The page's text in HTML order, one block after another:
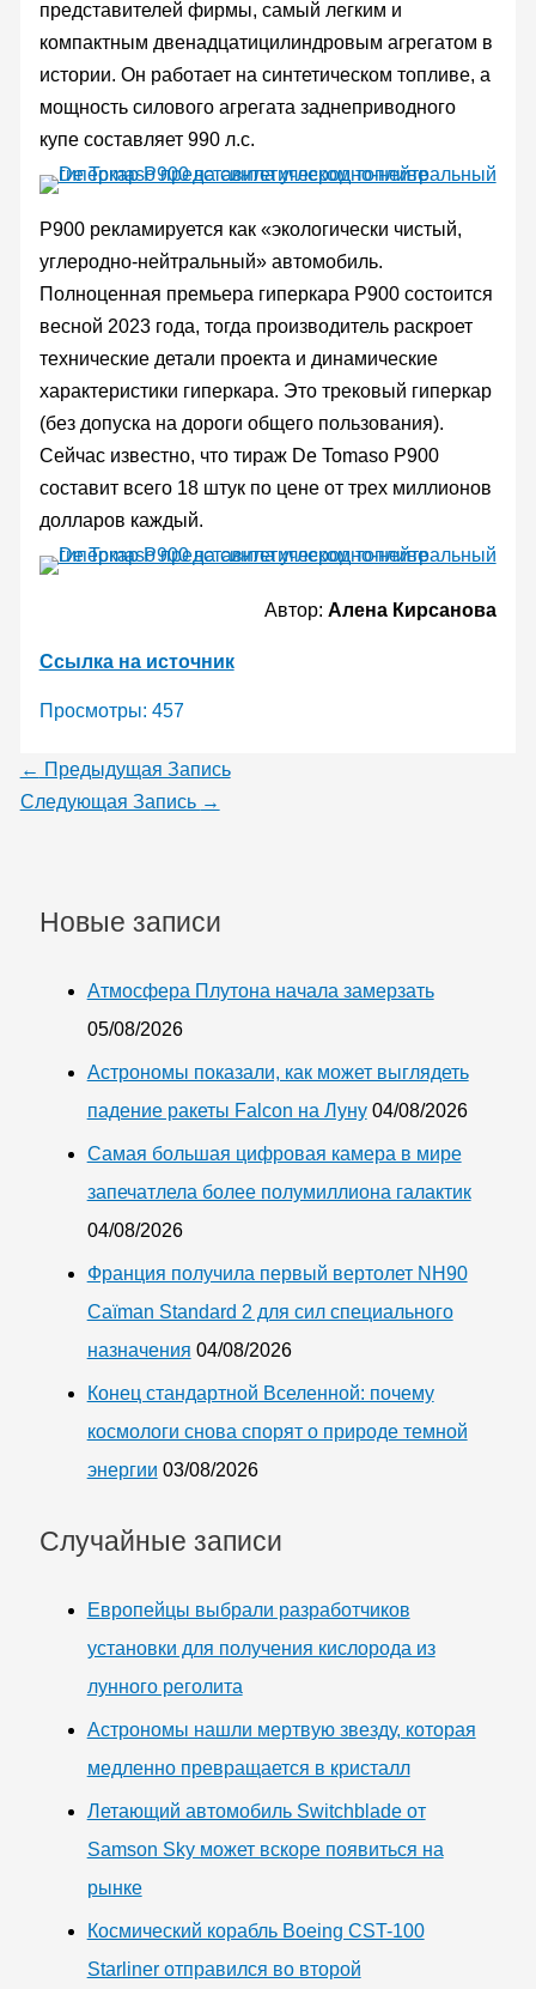
представителей фирмы, самый легким и
компактным двенадцатицилиндровым агрегатом в
истории. Он работает на синтетическом топливе, а
мощность силового агрегата заднеприводного
купе составляет 990 л.с.
P900 рекламируется как «экологически чистый,
углеродно-нейтральный» автомобиль.
Полноценная премьера гиперкара P900 состоится
весной 2023 года, тогда производитель раскроет
технические детали проекта и динамические
характеристики гиперкара. Это трековый гиперкар
(без допуска на дороги общего пользования).
Сейчас известно, что тираж De Tomaso P900
составит всего 18 штук по цене от трех миллионов
долларов каждый.
Автор:Алена Кирсанова
Ссылка на источник
Просмотры: 457
← Предыдущая Запись
Следующая Запись →
Новые записи
Атмосфера Плутона начала замерзать
05/08/2026
Астрономы показали, как может выглядеть
падение ракеты Falcon на Луну 04/08/2026
Самая большая цифровая камера в мире
запечатлела более полумиллиона галактик
04/08/2026
Франция получила первый вертолет NH90
Caïman Standard 2 для сил специального
назначения 04/08/2026
Конец стандартной Вселенной: почему
космологи снова спорят о природе темной
энергии 03/08/2026
Случайные записи
Европейцы выбрали разработчиков
установки для получения кислорода из
лунного реголита
Астрономы нашли мертвую звезду, которая
медленно превращается в кристалл
Летающий автомобиль Switchblade от
Samson Sky может вскоре появиться на
рынке
Космический корабль Boeing CST-100
Starliner отправился во второй